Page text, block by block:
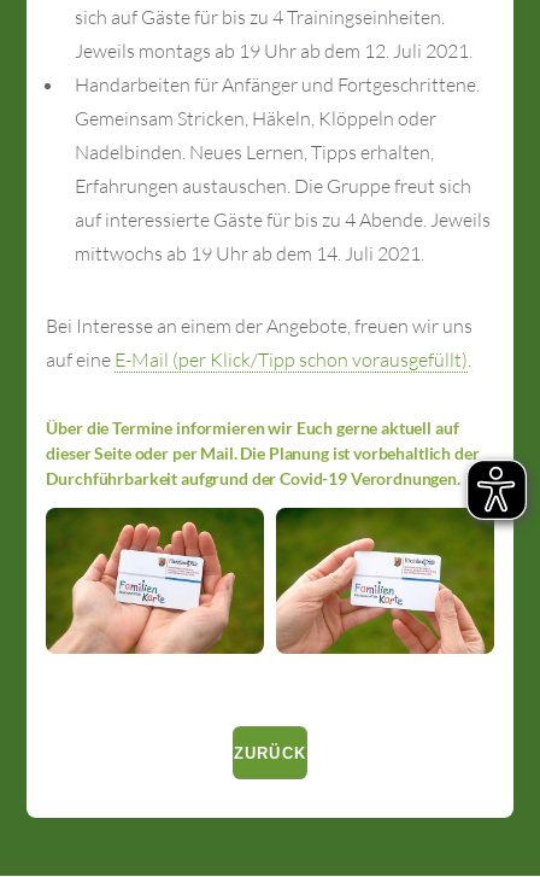
sich auf Gäste für bis zu 4 Trainingseinheiten.
Jeweils montags ab 19 Uhr ab dem 12. Juli 2021.
Handarbeiten für Anfänger und Fortgeschrittene.
Gemeinsam Stricken, Häkeln, Klöppeln oder
Nadelbinden. Neues Lernen, Tipps erhalten,
Erfahrungen austauschen. Die Gruppe freut sich
auf interessierte Gäste für bis zu 4 Abende. Jeweils
mittwochs ab 19 Uhr ab dem 14. Juli 2021.
Bei Interesse an einem der Angebote, freuen wir uns
auf eine E-Mail (per Klick/Tipp schon vorausgefüllt)
Über die Termine informieren wir Euch gerne aktuell auf
dieser Seite oder per Mail. Die Planung ist vorbehaltlich der
Durchführbarkeit aufgrund der Covid-19 Verordnungen.
ZURÜCK